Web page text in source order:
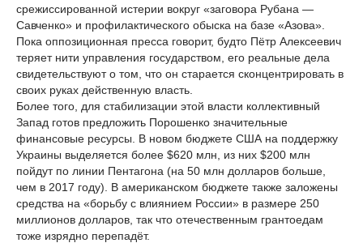
срежиссированной истерии вокруг «заговора Рубана —
Савченко» и профилактического обыска на базе «Азова».
Пока оппозиционная пресса говорит, будто Пётр Алексеевич
теряет нити управления государством, его реальные дела
свидетельствуют о том, что он старается сконцентрировать в
своих руках действенную власть.
Более того, для стабилизации этой власти коллективный
Запад готов предложить Порошенко значительные
финансовые ресурсы. В новом бюджете США на поддержку
Украины выделяется более $620 млн, из них $200 млн
пойдут по линии Пентагона (на 50 млн долларов больше,
чем в 2017 году). В американском бюджете также заложены
средства на «борьбу с влиянием России» в размере 250
миллионов долларов, так что отечественным грантоедам
тоже изрядно перепадёт.